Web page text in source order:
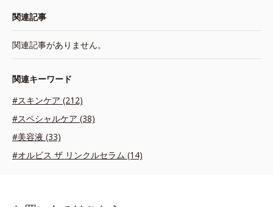
関連記事
関連記事がありません。
関連キーワード
#スキンケア (212)
#スペシャルケア (38)
#美容液 (33)
#オルビス ザ リンクルセラム (14)